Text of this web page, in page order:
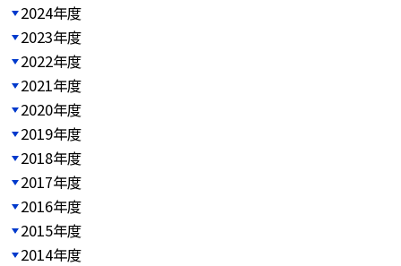
2024年度
2023年度
2022年度
2021年度
2020年度
2019年度
2018年度
2017年度
2016年度
2015年度
2014年度